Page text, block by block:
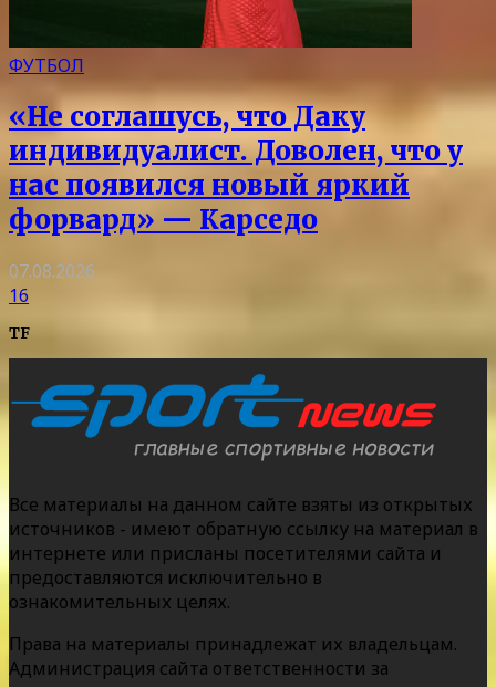
ФУТБОЛ
«Не соглашусь, что Даку
индивидуалист. Доволен, что у
нас появился новый яркий
форвард» — Карседо
07.08.2026
16
TF
Все материалы на данном сайте взяты из открытых
источников - имеют обратную ссылку на материал в
интернете или присланы посетителями сайта и
предоставляются исключительно в
ознакомительных целях.
Права на материалы принадлежат их владельцам.
Администрация сайта ответственности за